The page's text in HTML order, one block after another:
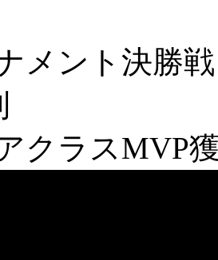
メント決勝戦
クラスMVP